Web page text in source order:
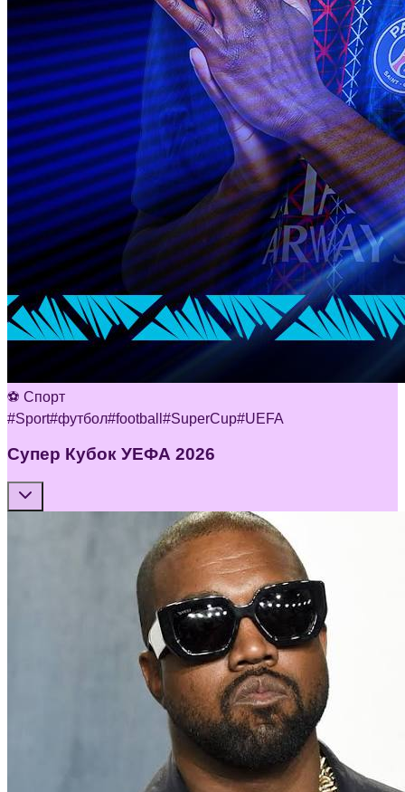
⚽ Спорт
#Sport#футбол#football #SuperCup#UEFA
Супер Кубок УЕФА 2026